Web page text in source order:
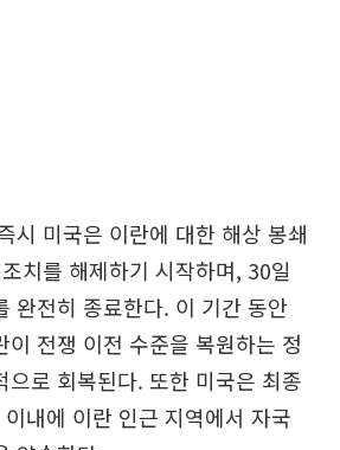
시 미국은 이란에 대한 해상 봉쇄
치를 해제하기 시작하며, 30일
완전히 종료한다. 이 기간 동안
이 전쟁 이전 수준을 복원하는 정
으로 회복된다. 또한 미국은 최종
내에 이란 인근 지역에서 자국